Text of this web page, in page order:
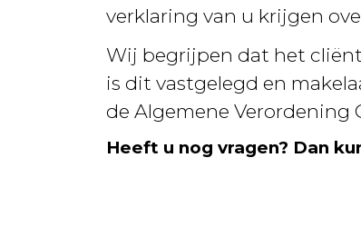
verklaring van u krijgen
Wij begrijpen dat het
is dit vastgelegd en
de Algemene Verordening
Heeft u nog vragen? Dan